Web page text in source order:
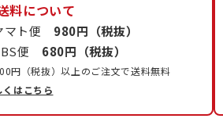
料について
マト便 980円（税抜）
便 680円（税抜）
円（税抜）以上のご注文で送料無料
くはこちら